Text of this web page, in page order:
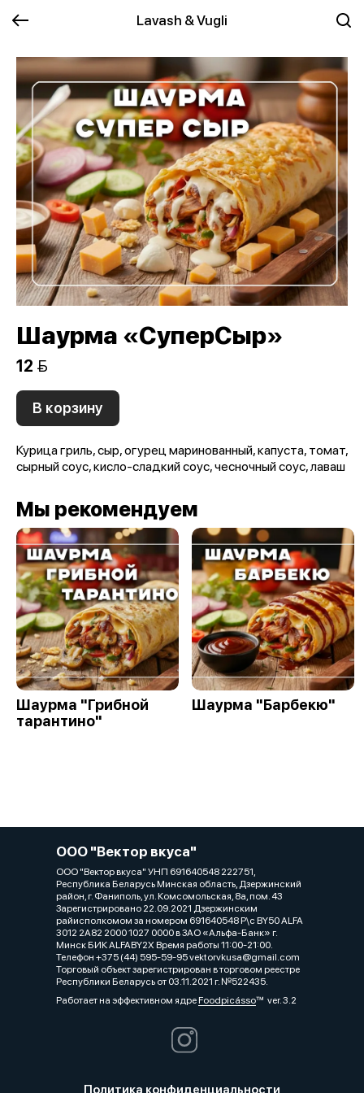
Lavash & Vugli
Шаурма «СуперСыр»
12 
В корзину
Курица гриль, сыр, огурец маринованный, капуста, томат,
сырный соус, кисло-сладкий соус, чесночный соус, лаваш
Мы рекомендуем
Шаурма "Грибной
тарантино"
Шаурма "Барбекю"
ООО "Вектор вкуса"
ООО "Вектор вкуса" УНП 691640548 222751,
Республика Беларусь Минская область, Дзержинский
район, г. Фаниполь, ул. Комсомольская, 8а, пом. 43
Зарегистрировано 22.09.2021 Дзержинским
райисполкомом за номером 691640548 Р\с BY50 ALFA
3012 2A82 2000 1027 0000 в ЗАО «Альфа-Банк» г.
Минск БИК ALFABY2X Время работы 11:00-21:00.
Телефон +375 (44) 595-59-95 vektorvkusa@gmail.com
Торговый объект зарегистрирован в торговом реестре
Республики Беларусь от 03.11.2021 г. №522435.
Работает на эффективном ядреFoodpicássover. 3.2